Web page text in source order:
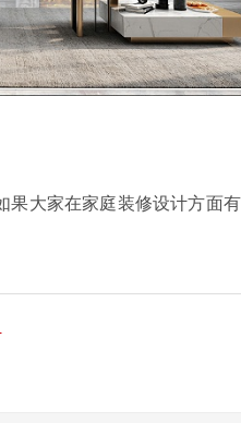
大家在家庭装修设计方面